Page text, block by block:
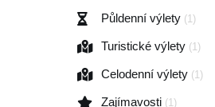
Půldenní výlety (1)
Turistické výlety (1)
Celodenní výlety (1)
Zajímavosti (1)